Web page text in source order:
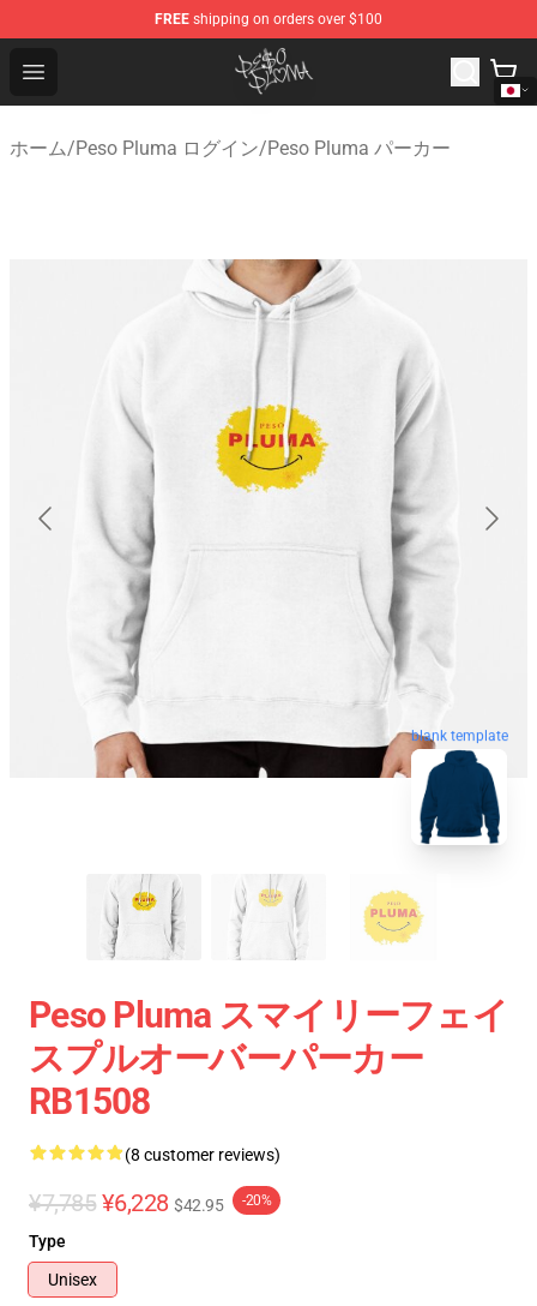
FREE shipping on orders over $100
Open menu
Peso Pluma Store - Official Peso Pluma Merchandise
ホーム/Peso Pluma ログイン/Peso Pluma パーカー
blank template
Peso Pluma スマイリーフェイ
スプルオーバーパーカー
RB1508
(8 customer reviews)
¥7,785 ¥6,228 $42.95 -20%
Type
Unisex